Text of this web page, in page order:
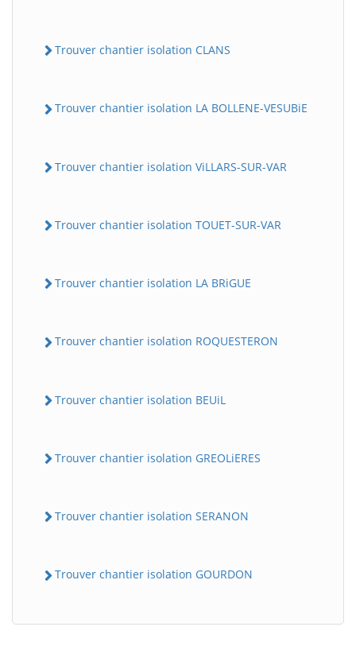
Trouver chantier isolation CLANS
Trouver chantier isolation LA BOLLENE-VESUBiE
Trouver chantier isolation ViLLARS-SUR-VAR
Trouver chantier isolation TOUET-SUR-VAR
Trouver chantier isolation LA BRiGUE
Trouver chantier isolation ROQUESTERON
Trouver chantier isolation BEUiL
Trouver chantier isolation GREOLiERES
Trouver chantier isolation SERANON
Trouver chantier isolation GOURDON